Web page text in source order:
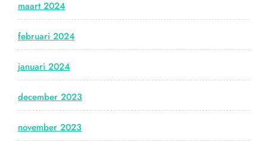
maart 2024
februari 2024
januari 2024
december 2023
november 2023